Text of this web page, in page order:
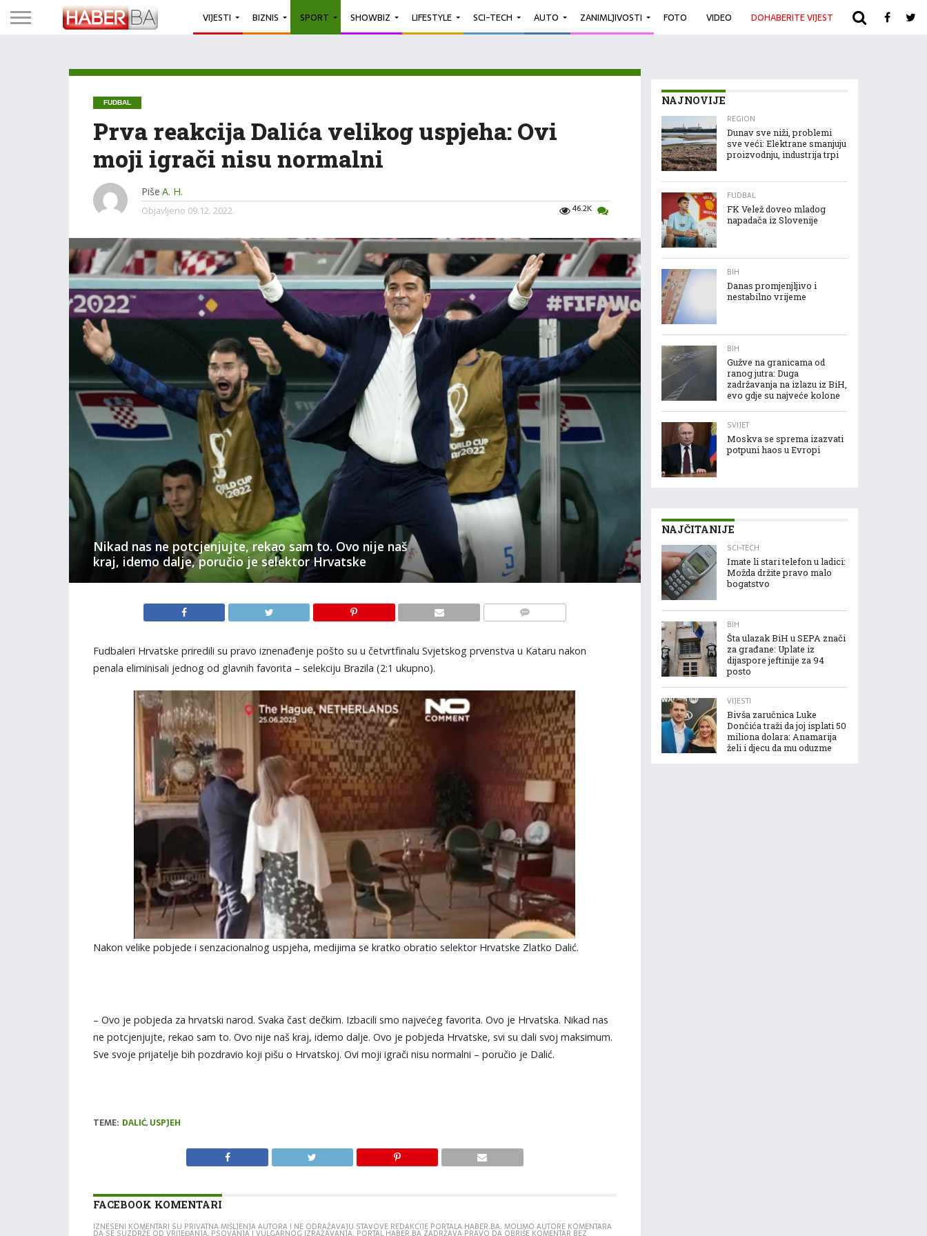
VIJESTI BIZNIS SPORT SHOWBIZ LIFESTYLE SCI-TECH AUTO ZANIMLJIVOSTI FOTO VIDEO DOHABERITE VIJEST ARHIVA
FUDBAL
Prva reakcija Dalića velikog uspjeha: Ovi
moji igrači nisu normalni
Piše A. H.
46.2K
Objavljeno 09.12. 2022.
Nikad nas ne potcjenjujte, rekao sam to. Ovo nije naš
kraj, idemo dalje, poručio je selektor Hrvatske
Fudbaleri Hrvatske priredili su pravo iznenađenje pošto su u četvrtfinalu Svjetskog prvenstva u Kataru nakon
penala eliminisali jednog od glavnih favorita – selekciju Brazila (2:1 ukupno).
Nakon velike pobjede i senzacionalnog uspjeha, medijima se kratko obratio selektor Hrvatske Zlatko Dalić.
– Ovo je pobjeda za hrvatski narod. Svaka čast dečkim. Izbacili smo najvećeg favorita. Ovo je Hrvatska. Nikad nas
ne potcjenjujte, rekao sam to. Ovo nije naš kraj, idemo dalje. Ovo je pobjeda Hrvatske, svi su dali svoj maksimum.
Sve svoje prijatelje bih pozdravio koji pišu o Hrvatskoj. Ovi moji igrači nisu normalni – poručio je Dalić.
TEME: DALIĆ, USPJEH
FACEBOOK KOMENTARI
IZNESENI KOMENTARI SU PRIVATNA MIŠLJENJA AUTORA I NE ODRAŽAVAJU STAVOVE REDAKCIJE PORTALA HABER.BA. MOLIMO AUTORE KOMENTARA
DA SE SUZDRŽE OD VRIJEĐANJA, PSOVANJA I VULGARNOG IZRAŽAVANJA. PORTAL HABER.BA ZADRŽAVA PRAVO DA OBRIŠE KOMENTAR BEZ
NAJNOVIJE
REGION
Dunav sve niži, problemi
sve veći: Elektrane smanjuju
proizvodnju, industrija trpi
FUDBAL
FK Velež doveo mladog
napadača iz Slovenije
BIH
Danas promjenjljivo i
nestabilno vrijeme
BIH
Gužve na granicama od
ranog jutra: Duga
zadržavanja na izlazu iz BiH,
evo gdje su najveće kolone
SVIJET
Moskva se sprema izazvati
potpuni haos u Evropi
NAJČITANIJE
SCI-TECH
Imate li stari telefon u ladici:
Možda držite pravo malo
bogatstvo
BIH
Šta ulazak BiH u SEPA znači
za građane: Uplate iz
dijaspore jeftinije za 94
posto
VIJESTI
Bivša zaručnica Luke
Dončića traži da joj isplati 50
miliona dolara: Anamarija
želi i djecu da mu oduzme